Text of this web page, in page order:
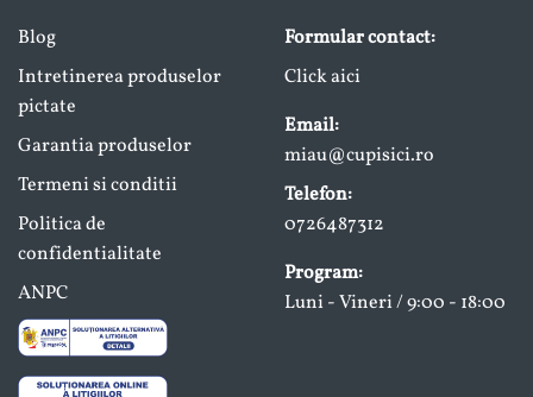
Blog
Intretinerea produselor
pictate
Garantia produselor
Termeni si conditii
Politica de
confidentialitate
ANPC
Formular contact:
Click aici
Email:
miau@cupisici.ro
Telefon:
0726487312
Program:
Luni - Vineri / 9:00 - 18:00